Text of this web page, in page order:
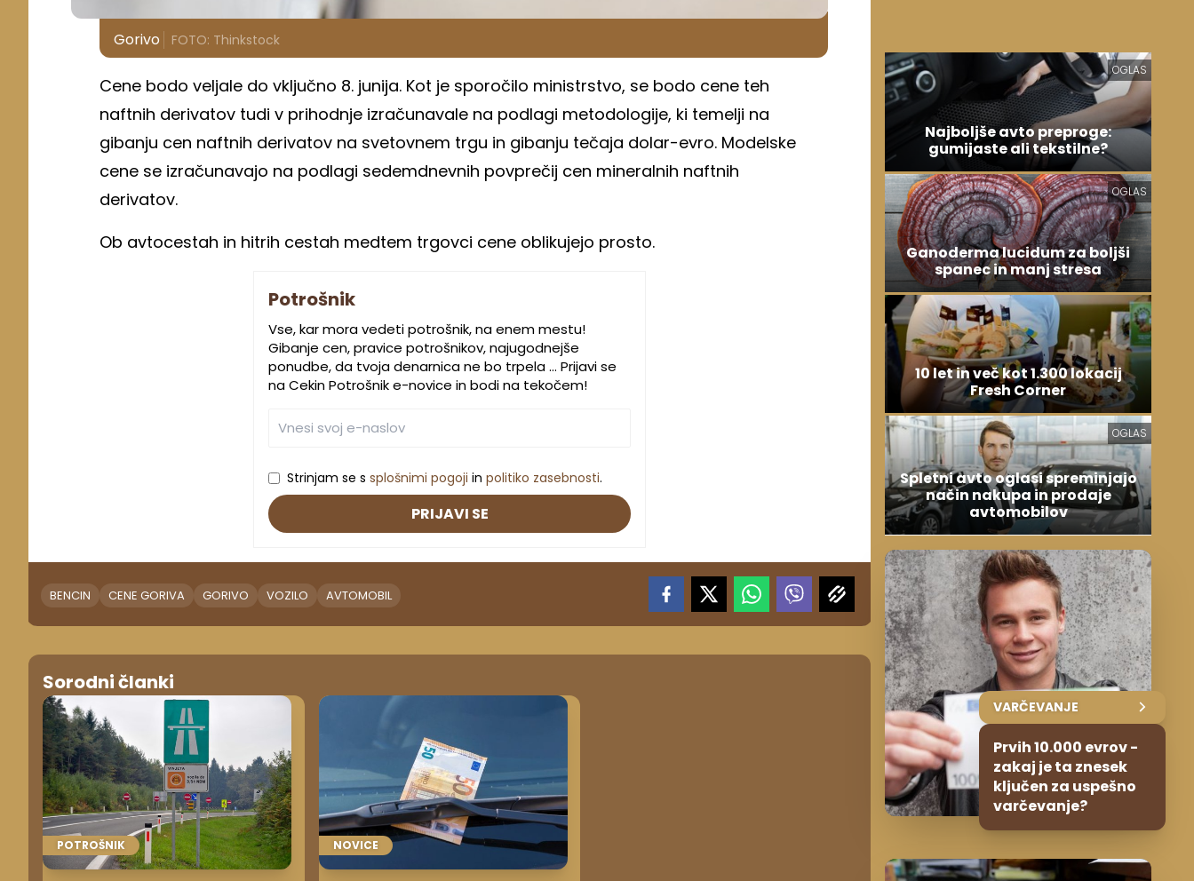
Gorivo FOTO: Thinkstock
Cene bodo veljale do vključno 8. junija. Kot je sporočilo ministrstvo, se bodo cene teh
naftnih derivatov tudi v prihodnje izračunavale na podlagi metodologije, ki temelji na
gibanju cen naftnih derivatov na svetovnem trgu in gibanju tečaja dolar-evro. Modelske
cene se izračunavajo na podlagi sedemdnevnih povprečij cen mineralnih naftnih
derivatov.
Ob avtocestah in hitrih cestah medtem trgovci cene oblikujejo prosto.
Potrošnik
Vse, kar mora vedeti potrošnik, na enem mestu!
Gibanje cen, pravice potrošnikov, najugodnejše
ponudbe, da tvoja denarnica ne bo trpela … Prijavi se
na Cekin Potrošnik e-novice in bodi na tekočem!
Strinjam se s splošnimi pogoji in politiko zasebnosti.
PRIJAVI SE
BENCIN CENE GORIVA GORIVO VOZILO AVTOMOBIL
Sorodni članki
POTROŠNIK NOVICE
OGLAS
Najboljše avto preproge:
gumijaste ali tekstilne?
OGLAS
Ganoderma lucidum za boljši
spanec in manj stresa
10 let in več kot 1.300 lokacij
Fresh Corner
OGLAS
Spletni avto oglasi spreminjajo
način nakupa in prodaje
avtomobilov
VARČEVANJE
Prvih 10.000 evrov -
zakaj je ta znesek
ključen za uspešno
varčevanje?